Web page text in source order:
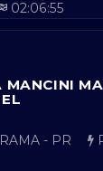
02:06:55
MANCINI
- PR